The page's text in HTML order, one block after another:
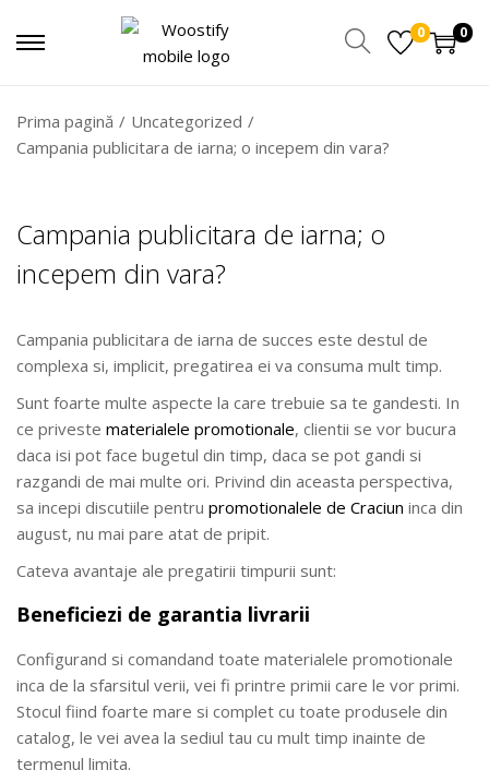
0 0
Prima pagină / Uncategorized /
Campania publicitara de iarna; o incepem din vara?
Campania publicitara de iarna; o
incepem din vara?
Campania publicitara de iarna de succes este destul de
complexa si, implicit, pregatirea ei va consuma mult timp.
Sunt foarte multe aspecte la care trebuie sa te gandesti. In
ce priveste materialele promotionale, clientii se vor bucura
daca isi pot face bugetul din timp, daca se pot gandi si
razgandi de mai multe ori. Privind din aceasta perspectiva,
sa incepi discutiile pentru promotionalele de Craciun inca din
august, nu mai pare atat de pripit.
Cateva avantaje ale pregatirii timpurii sunt:
Beneficiezi de garantia livrarii
Configurand si comandand toate materialele promotionale
inca de la sfarsitul verii, vei fi printre primii care le vor primi.
Stocul fiind foarte mare si complet cu toate produsele din
catalog, le vei avea la sediul tau cu mult timp inainte de
termenul limita.